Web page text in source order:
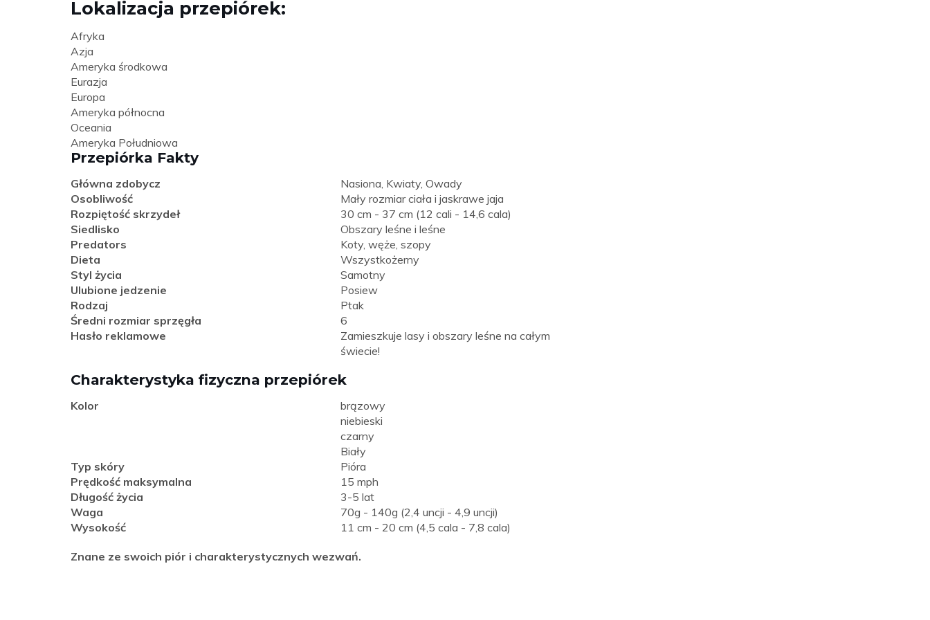
Lokalizacja przepiórek:
Afryka
Azja
Ameryka środkowa
Eurazja
Europa
Ameryka północna
Oceania
Ameryka Południowa
Przepiórka Fakty
Główna zdobycz
Nasiona, Kwiaty, Owady
Osobliwość
Mały rozmiar ciała i jaskrawe jaja
Rozpiętość skrzydeł
30 cm - 37 cm (12 cali - 14,6 cala)
Siedlisko
Obszary leśne i leśne
Predators
Koty, węże, szopy
Dieta
Wszystkożerny
Styl życia
Samotny
Ulubione jedzenie
Posiew
Rodzaj
Ptak
Średni rozmiar sprzęgła
6
Hasło reklamowe
Zamieszkuje lasy i obszary leśne na całym
świecie!
Charakterystyka fizyczna przepiórek
Kolor
brązowy
niebieski
czarny
Biały
Typ skóry
Pióra
Prędkość maksymalna
15 mph
Długość życia
3-5 lat
Waga
70g - 140g (2,4 uncji - 4,9 uncji)
Wysokość
11 cm - 20 cm (4,5 cala - 7,8 cala)
Znane ze swoich piór i charakterystycznych wezwań.